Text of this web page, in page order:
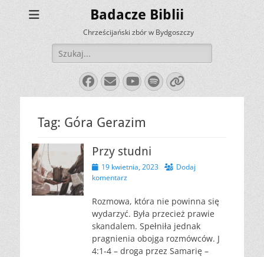
Badacze Biblii
Chrześcijański zbór w Bydgoszczy
Szukaj:
Facebook
E-
mail
YouTube
Spotify
Link
Tag: Góra Gerazim
Przy studni
Opublikowano
19 kwietnia, 2023
Dodaj
komentarz
Rozmowa, która nie powinna się
wydarzyć. Była przecież prawie
skandalem. Spełniła jednak
pragnienia obojga rozmówców. J
4:1-4 – droga przez Samarię –